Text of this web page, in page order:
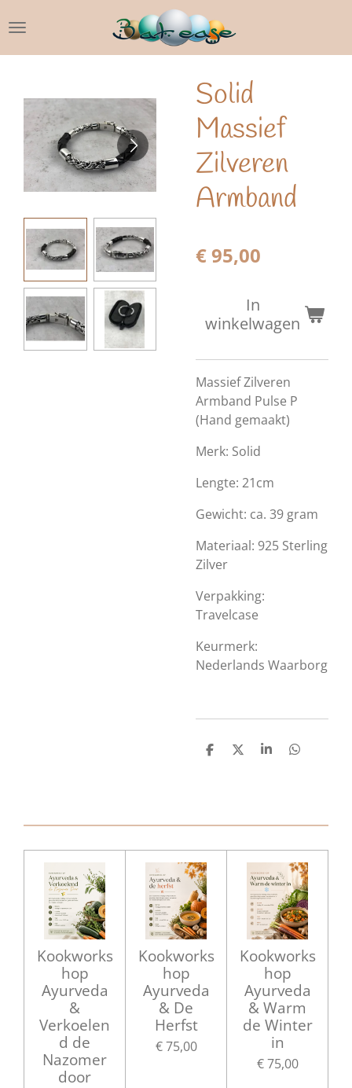
direct
naar
Solid
Massief
Zilveren
Armband
€ 95,00
In
winkelwagen
Massief Zilveren
Armband Pulse P
(Hand gemaakt)
Merk: Solid
Lengte: 21cm
Gewicht: ca. 39 gram
Materiaal: 925 Sterling
Zilver
Verpakking:
Travelcase
Keurmerk:
Nederlands Waarborg
D
D
S
D
Kookworks
hop
Ayurveda
&
Verkoelen
d de
Nazomer
door
Kookworks
hop
Ayurveda
& De
Herfst
€ 75,00
Kookworks
hop
Ayurveda
& Warm
de Winter
in
€ 75,00